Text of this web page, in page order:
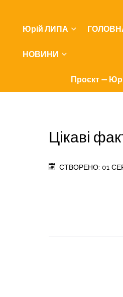
Юрій ЛИПА
НОВИНИ
Проєкт —
Цікаві
СТВОРЕНО: 01